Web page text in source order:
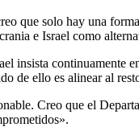
que solo hay una
e Israel como
insista
de ello es alinear al
Creo que el